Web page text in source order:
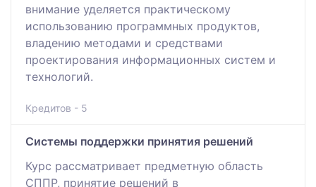
внимание уделяется практическому
использованию программных продуктов,
владению методами и средствами
проектирования информационных систем и
технологий.
Кредитов - 5
Системы поддержки принятия решений
Курс рассматривает предметную область
СППР, принятие решений в